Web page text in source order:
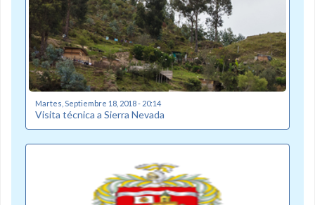
Martes, Septiembre 18, 2018 - 20:14
Visita técnica a Sierra Nevada